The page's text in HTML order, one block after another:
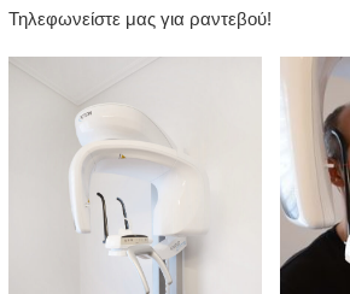
Τηλεφωνείστε μας για ραντεβού!